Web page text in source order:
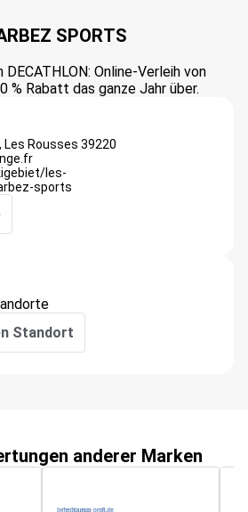
SPORTS
Online-Verleih von
% Rabatt das ganze Jahr über.
Les Rousses 39220
les-
sports
Standort
anderer Marken